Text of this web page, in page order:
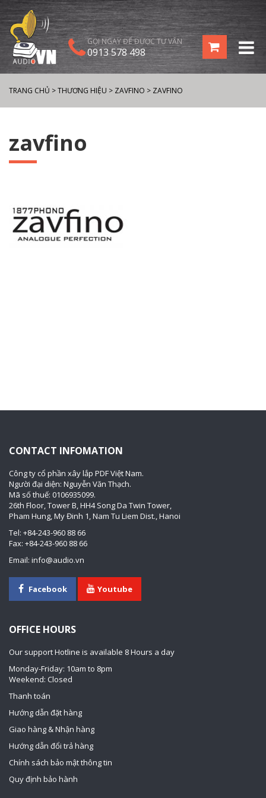
GỌI NGAY ĐỂ ĐƯỢC TƯ VẤN
0913 578 498
TRANG CHỦ >THƯƠNG HIỆU > ZAVFINO > ZAVFINO
zavfino
CONTACT INFOMATION
Công ty cổ phần xây lắp PDF Việt Nam.
Người đại diện: Nguyễn Văn Thạch.
Mã số thuế: 0106935099.
26th Floor, Tower B, HH4 Song Da Twin Tower,
Pham Hung, My Đinh 1, Nam Tu Liem Dist., Hanoi
Tel: +84-243-960 88 66
Fax: +84-243-960 88 66
Email: info@audio.vn
Facebook Youtube
OFFICE HOURS
Our support Hotline is available 8 Hours a day
Monday-Friday: 10am to 8pm
Weekend: Closed
Thanh toán
Hướng dẫn đặt hàng
Giao hàng & Nhận hàng
Hướng dẫn đổi trả hàng
Chính sách bảo mật thông tin
Quy định bảo hành